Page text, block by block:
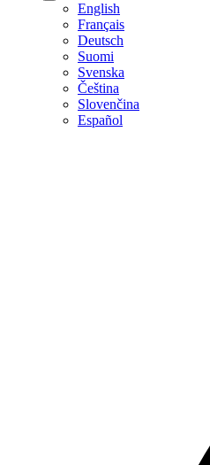
English
Français
Deutsch
Suomi
Svenska
Čeština
Slovenčina
Español